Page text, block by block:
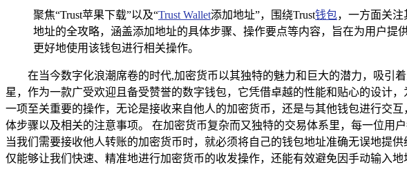
聚焦“Trust苹果下载”以及“Trust Wallet添加地址”，围绕Trust钱包，一方面关
地址的全攻略，涵盖添加地址的具体步骤、操作要点等内容，旨在为用户提
更好地使用该钱包进行相关操作。
在当今数字化浪潮席卷的时代,加密货币以其独特的魅力和巨大的潜力，吸引
星，作为一款广受欢迎且备受赞誉的数字钱包，它凭借卓越的性能和贴心的设计
一项至关重要的操作，无论是接收来自他人的加密货币，还是与其他钱包进行交
体步骤以及相关的注意事项。 在加密货币复杂而又独特的交易体系里，每一位用
当我们需要接收他人转账的加密货币时，就必须将自己的钱包地址准确无误地提
仅能够让我们快速、精准地进行加密货币的收发操作，还能有效避免因手动输入